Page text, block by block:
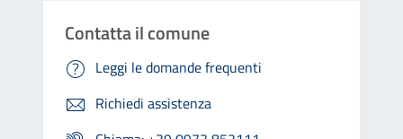
Contatta il comune
Leggi le domande frequenti
Richiedi assistenza